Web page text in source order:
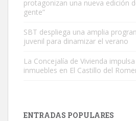
hembra, 4 años. Por motivos personales
Leales.org » Gran Canaria
protagonizan una nueva edición
gente”
SBT despliega una amplia
juvenil para dinamizar el verano
La Concejalía de Vivienda
inmuebles en El Castillo del
ENTRADAS POPULARES